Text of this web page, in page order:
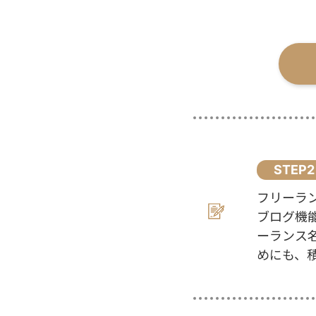
STEP2
フリーラ
ブログ機
ーランス
めにも、